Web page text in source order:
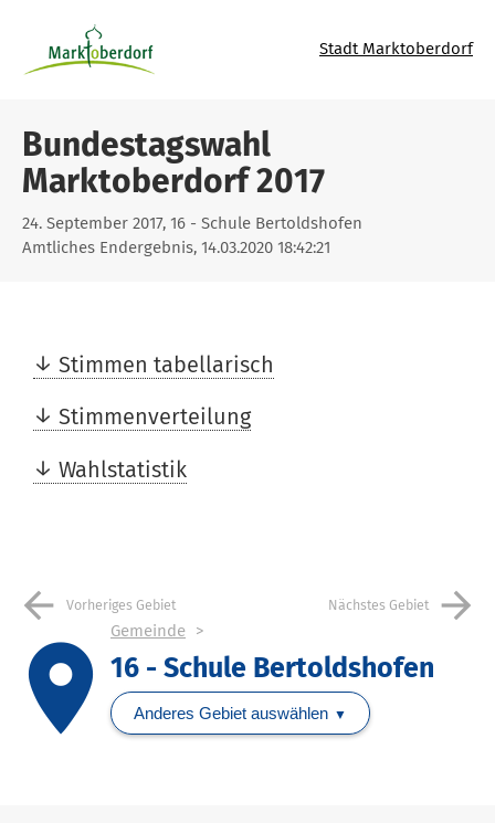
Stadt Marktoberdorf
Bundestagswahl
Marktoberdorf 2017
24. September 2017, 16 - Schule Bertoldshofen
Amtliches Endergebnis, 14.03.2020 18:42:21
Stimmen tabellarisch
Stimmenverteilung
Wahlstatistik
arrow_back Vorheriges Gebiet Nächstes Gebiet arrow_forward
place
Gemeinde
16 - Schule Bertoldshofen
Anderes Gebiet auswählen